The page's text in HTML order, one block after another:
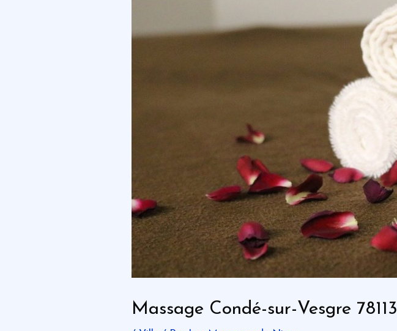
Massage Condé-sur-Vesgre 78113